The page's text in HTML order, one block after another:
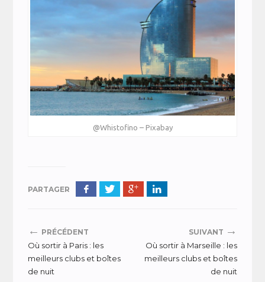
@Whistofino – Pixabay
PARTAGER
← PRÉCÉDENT
Où sortir à Paris : les
meilleurs clubs et boîtes
de nuit
SUIVANT →
Où sortir à Marseille : les
meilleurs clubs et boîtes
de nuit